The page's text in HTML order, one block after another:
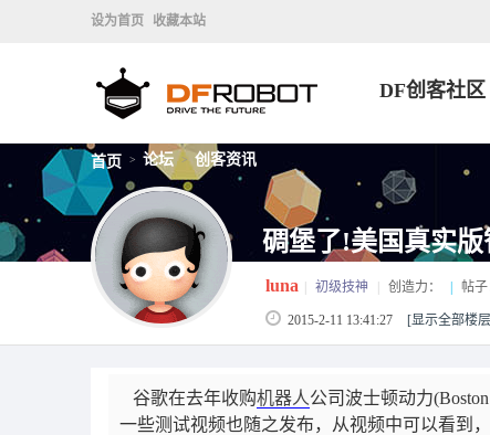
设为首页 收藏本站
DF创客社区
首页 > 论坛 > 创客资讯
碉堡了!美国真实
luna 初级技神 创造力： 帖子
2015-2-11 13:41:27 [显示全部楼
谷歌在去年收购机器人公司波士顿动力
一些测试视频也随之发布，从视频中可以看到